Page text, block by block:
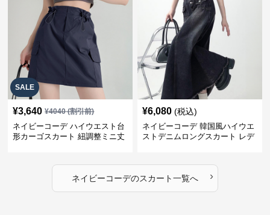
SALE
¥3,640 ¥4040(割引前)
ネイビーコーデ ハイウエスト台
形カーゴスカート 紐調整ミニ丈
¥6,080 (税込)
ネイビーコーデ 韓国風ハイウエ
ストデニムロングスカート レデ
ネイビーコーデのスカート一覧へ ›